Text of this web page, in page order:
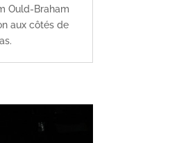
Ould-Braham
aux côtés de